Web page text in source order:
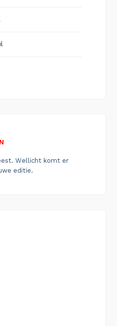
Wellicht komt er
editie.